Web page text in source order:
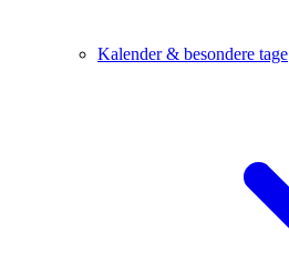
Kalender & besondere tage